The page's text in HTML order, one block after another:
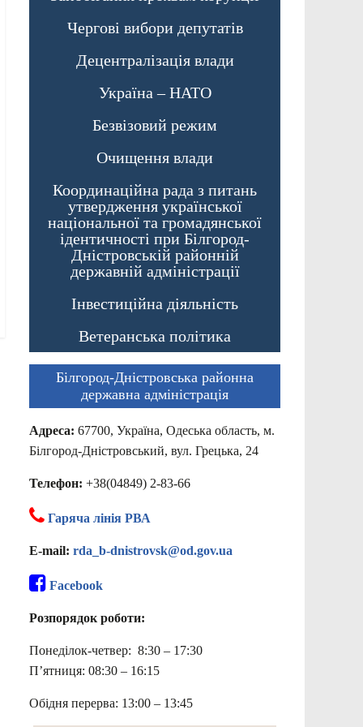
Чергові вибори депутатів
Децентралізація влади
Україна – НАТО
Безвізовий режим
Очищення влади
Координаційна рада з питань
утвердження української
національної та громадянської
ідентичності при Білгород-
Дністровській районній
державній адміністрації
Інвестиційна діяльність
Ветеранська політика
Білгород-Дністровська районна
державна адміністрація
Адреса: 67700, Україна, Одеська область, м.
Білгород-Дністровський, вул. Грецька, 24
Телефон: +38(04849) 2-83-66
Гаряча лінія РВА
E-mail: rda_b-dnistrovsk@od.gov.ua
Facebook
Розпорядок роботи:
Понеділок-четвер: 8:30 – 17:30
П’ятниця: 08:30 – 16:15
Обідня перерва: 13:00 – 13:45